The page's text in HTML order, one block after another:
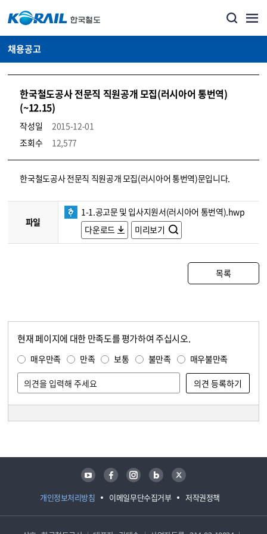
채용공고
한국철도공사 전문직 직원공개 모집(러시아어 통번역)
(~12.15)
작성일
2015-12-01
조회수
12,577
코레일소개_경영공시_채용공고 상세보기 – 내용, 파일, 담당자 연락처로 구성
한국철도공사 전문직 직원공개 모집(러시아어 통번역)문입니다.
파일
1-1.공고문 및 입사지원서(러시아어 통번역).hwp
다운로드
미리보기
목록
현재 페이지에 대한 만족도를 평가하여 주십시오.
매우만족 만족 보통 불만족 매우불만족
개인정보처리방침 이메일무단수집거부 저작권정책
유튜브 페이스북 인스타그램 블로그 트위터